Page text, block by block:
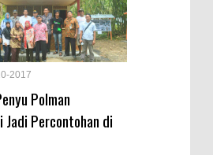
2017
Polman
Jadi Percontohan di